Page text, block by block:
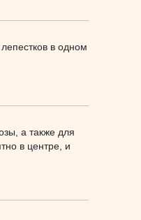
в одном
а также для
в центре, и